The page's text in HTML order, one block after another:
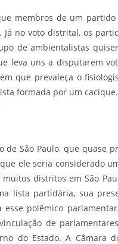
membros de um
no voto distrital, os
de ambientalistas
leva uns a disputarem
que prevaleça o
formada por um
de São Paulo, que
ele seria considerado
distritos em São
lista partidária, sua
polêmico
de
do Estado. A Câmara